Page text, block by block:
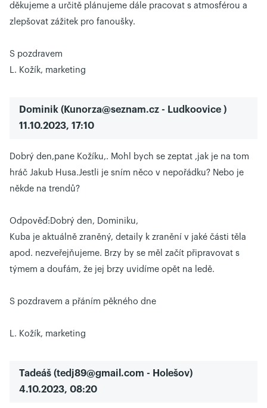
děkujeme a určitě plánujeme dále pracovat s atmosférou a
zlepšovat zážitek pro fanoušky.
S pozdravem
L. Kožík, marketing
Dominik ( Kunorza@seznam.cz - Ludkoovice )
11.10.2023, 17:10
Dobrý den,pane Kožíku,. Mohl bych se zeptat ,jak je na tom
hráč Jakub Husa.Jestli je sním něco v nepořádku? Nebo je
někde na trendů?
Odpověď: Dobrý den, Dominiku,
Kuba je aktuálně zraněný, detaily k zranění v jaké části těla
apod. nezveřejňujeme. Brzy by se měl začít připravovat s
týmem a doufám, že jej brzy uvidíme opět na ledě.
S pozdravem a přáním pěkného dne
L. Kožík, marketing
Tadeáš (tedj89@gmail.com - Holešov)
4.10.2023, 08:20